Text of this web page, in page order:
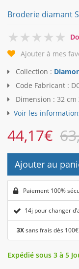
Broderie diamant
0
Ajouter à mes
Collection :
Code Fabricant :
Dimension : 32 cm
Voir les
44,17€
Ajouter au
Paiement 100%
14j pour changer
3Xsans frais dès 100€
Expédié sous 3 à 5